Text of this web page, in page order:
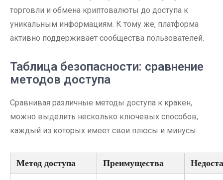
торговли и обмена криптовалюты до доступа к
уникальным информациям. К тому же, платформа
активно поддерживает сообщества пользователей.
Таблица безопасности: сравнение
методов доступа
Сравнивая различные методы доступа к кракен,
можно выделить несколько ключевых способов,
каждый из которых имеет свои плюсы и минусы.
Метод доступа Преимущества